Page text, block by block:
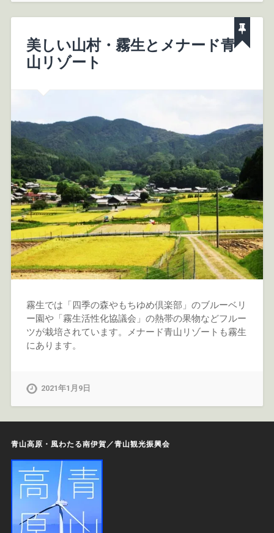
美しい山村・霧生とメナード青
山リゾート
霧生では「四季の森やもちゆめ倶楽部」のブルーベリ
ー園や「霧生活性化協議会」の熱帯の果物などフルー
ツが栽培されています。メナード青山リゾートも霧生
にあります。
2021年1月9日
青山高原・風わたる南伊賀／青山観光振興会